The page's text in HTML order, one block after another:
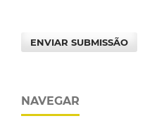
ENVIAR SUBMISSÃO
NAVEGAR